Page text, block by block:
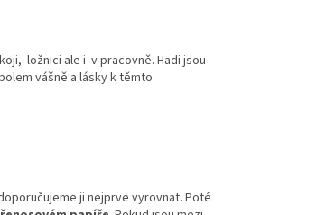
ložnici ale i v pracovně. Hadi jsou
vášně a lásky k těmto
ji nejprve vyrovnat. Poté